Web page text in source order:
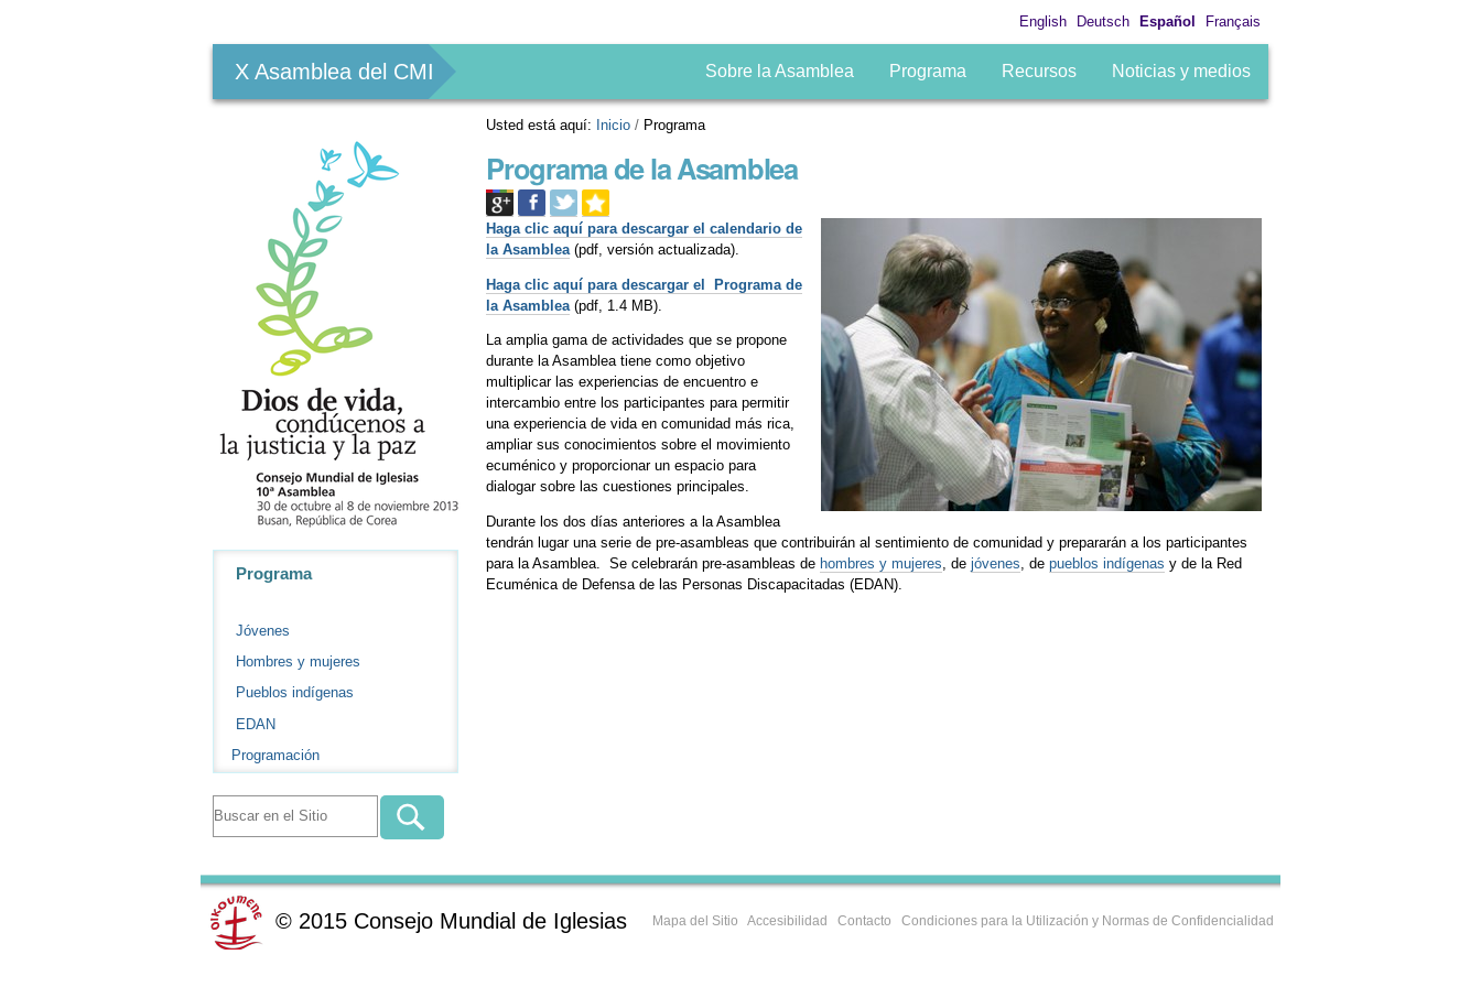
English Deutsch Español Français
X Asamblea del CMI Sobre la Asamblea Programa Recursos Noticias y medios
Usted está aquí: Inicio / Programa
Programa de la Asamblea
Haga clic aquí para descargar el calendario de
la Asamblea (pdf, versión actualizada).
Haga clic aquí para descargar el Programa de
la Asamblea (pdf, 1.4 MB).
La amplia gama de actividades que se propone
durante la Asamblea tiene como objetivo
multiplicar las experiencias de encuentro e
intercambio entre los participantes para permitir
una experiencia de vida en comunidad más rica,
ampliar sus conocimientos sobre el movimiento
ecuménico y proporcionar un espacio para
dialogar sobre las cuestiones principales.
Durante los dos días anteriores a la Asamblea
tendrán lugar una serie de pre-asambleas que contribuirán al sentimiento de comunidad y prepararán a los participantes
para la Asamblea. Se celebrarán pre-asambleas de hombres y mujeres, dejóvenes, depueblos indígenas y de la Red
Ecuménica de Defensa de las Personas Discapacitadas (EDAN).
Programa
Jóvenes
Hombres y mujeres
Pueblos indígenas
EDAN
Programación
© 2015 Consejo Mundial de Iglesias Mapa del Sitio Accesibilidad Contacto Condiciones para la Utilización y Normas de Confidencialidad